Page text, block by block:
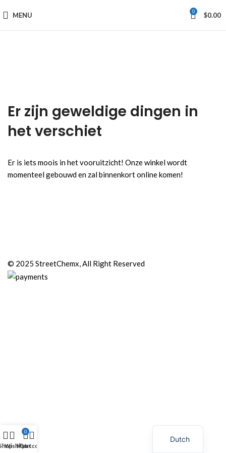
MENU 0 $0.00
Er zijn geweldige dingen in
het verschiet
Er is iets moois in het vooruitzicht! Onze winkel wordt
momenteel gebouwd en zal binnenkort online komen!
© 2025 StreetChemx, All Right Reserved
Wishlist
0
Cart
My account
Dutch